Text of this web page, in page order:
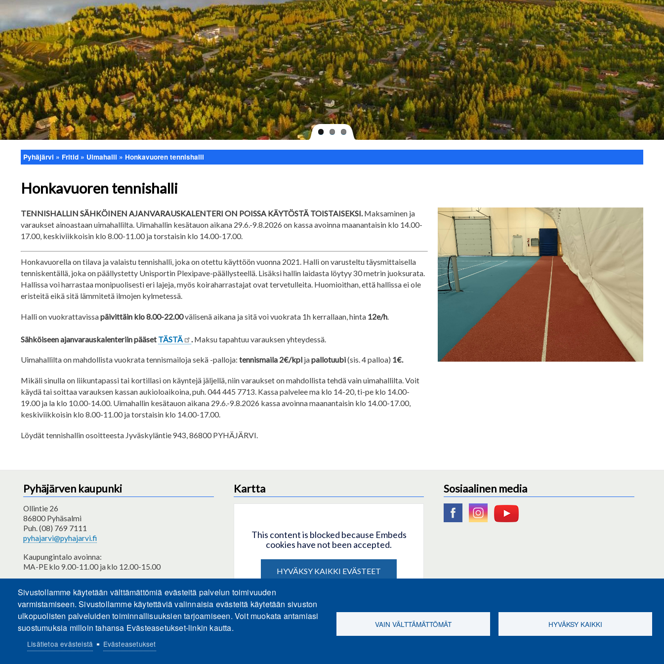
Länkstig
Pyhäjärvi Fritid Uimahalli Honkavuoren tennishalli
Honkavuoren tennishalli
TENNISHALLIN SÄHKÖINEN AJANVARAUSKALENTERI ON POISSA KÄYTÖSTÄ TOISTAISEKSI.Maksaminen ja
varaukset ainoastaan uimahallilta. Uimahallin kesätauon aikana 29.6.-9.8.2026 on kassa avoinna maanantaisin klo 14.00-
17.00, keskiviikkoisin klo 8.00-11.00 ja torstaisin klo 14.00-17.00.
Honkavuorella on tilava ja valaistu tennishalli, joka on otettu käyttöön vuonna 2021. Halli on varusteltu täysmittaisella
tenniskentällä, joka on päällystetty Unisportin Plexipave-päällysteellä. Lisäksi hallin laidasta löytyy 30 metrin juoksurata.
Hallissa voi harrastaa monipuolisesti eri lajeja, myös koiraharrastajat ovat tervetulleita. Huomioithan, että hallissa ei ole
eristeitä eikä sitä lämmitetä ilmojen kylmetessä.
Halli on vuokrattavissapäivittäin klo 8.00-22.00välisenä aikana ja sitä voi vuokrata 1h kerrallaan, hinta 12e/h
Sähköiseen ajanvarauskalenteriin pääset TÄSTÄ . Maksu tapahtuu varauksen yhteydessä.
Uimahallilta on mahdollista vuokrata tennismailoja sekä -palloja: tennismaila 2€/kpl japallotuubi(sis. 4 palloa) 1€.
Mikäli sinulla on liikuntapassi tai kortillasi on käyntejä jäljellä, niin varaukset on mahdollista tehdä vain uimahallilta. Voit
käydä tai soittaa varauksen kassan aukioloaikoina, puh. 044 445 7713. Kassa palvelee ma klo 14-20, ti-pe klo 14.00-
19.00 ja la klo 10.00-14.00. Uimahallin kesätauon aikana 29.6.-9.8.2026 kassa avoinna maanantaisin klo 14.00-17.00,
keskiviikkoisin klo 8.00-11.00 ja torstaisin klo 14.00-17.00.
Löydät tennishallin osoitteesta Jyväskyläntie 943, 86800 PYHÄJÄRVI.
Pyhäjärven kaupunki
Ollintie 26
86800 Pyhäsalmi
Puh. (08) 769 7111
pyhajarvi@pyhajarvi.fi
Kaupungintalo avoinna:
MA-PE klo 9.00-11.00 ja klo 12.00-15.00
Kartta
This content is blocked because Embeds
cookies have not been accepted.
HYVÄKSY KAIKKI EVÄSTEET
Sosiaalinen media
Sivustollamme käytetään välttämättömiä evästeitä palvelun toimivuuden
varmistamiseen. Sivustollamme käytettäviä valinnaisia evästeitä käytetään sivuston
ulkopuolisten palveluiden toiminnallisuuksien tarjoamiseen. Voit muokata antamiasi
suostumuksia milloin tahansa Evästeasetukset-linkin kautta.
Lisätietoa evästeistä Evästeasetukset
VAIN VÄLTTÄMÄTTÖMÄT HYVÄKSY KAIKKI